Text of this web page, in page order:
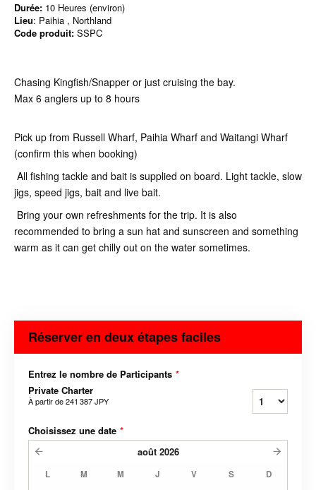
Durée: 10 Heures (environ)
Lieu: Paihia , Northland
Code produit: SSPC
Chasing Kingfish/Snapper or just cruising the bay.
Max 6 anglers up to 8 hours
Pick up from Russell Wharf, Paihia Wharf and Waitangi Wharf
(confirm this when booking)
All fishing tackle and bait is supplied on board. Light tackle, slow
jigs, speed jigs, bait and live bait.
Bring your own refreshments for the trip. It is also
recommended to bring a sun hat and sunscreen and something
warm as it can get chilly out on the water sometimes.
Réserver en deux étapes faciles
Entrez le nombre de Participants *
Private Charter
À partir de241 387 JPY
Choisissez une date *
août 2026
L M M J V S D